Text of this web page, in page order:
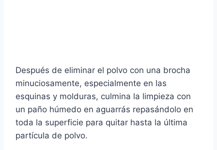
Después de eliminar el polvo con una brocha
minuciosamente, especialmente en las
esquinas y molduras, culmina la limpieza con
un paño húmedo en aguarrás repasándolo en
toda la superficie para quitar hasta la última
partícula de polvo.